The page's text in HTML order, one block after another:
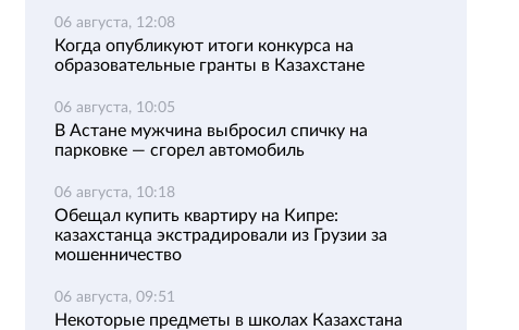
06 августа, 12:08
Когда опубликуют итоги конкурса на
образовательные гранты в Казахстане
06 августа, 10:05
В Астане мужчина выбросил спичку на
парковке — сгорел автомобиль
06 августа, 10:18
Обещал купить квартиру на Кипре:
казахстанца экстрадировали из Грузии за
мошенничество
06 августа, 09:51
Некоторые предметы в школах Казахстана